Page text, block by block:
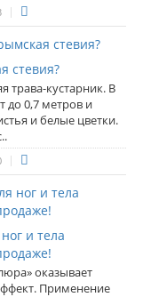
стевия?
трава-кустарник. В
до 0,7 метров и
и белые цветки.
и тела
оказывает
Применение